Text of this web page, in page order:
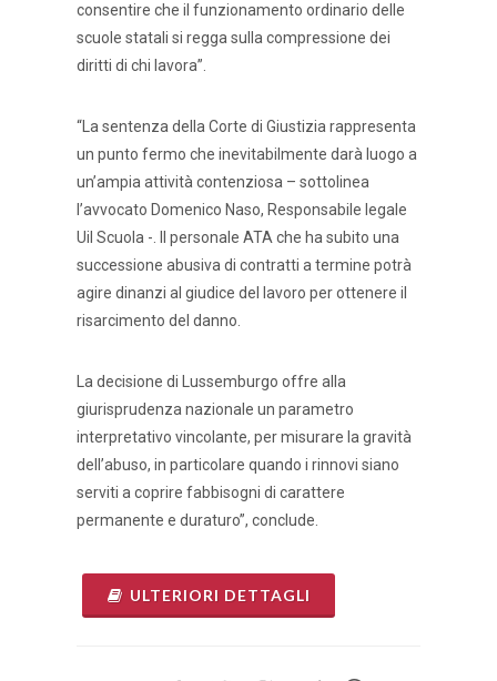
consentire che il funzionamento ordinario delle
scuole statali si regga sulla compressione dei
diritti di chi lavora”.
“La sentenza della Corte di Giustizia rappresenta
un punto fermo che inevitabilmente darà luogo a
un’ampia attività contenziosa – sottolinea
l’avvocato Domenico Naso, Responsabile legale
Uil Scuola -. Il personale ATA che ha subito una
successione abusiva di contratti a termine potrà
agire dinanzi al giudice del lavoro per ottenere il
risarcimento del danno.
La decisione di Lussemburgo offre alla
giurisprudenza nazionale un parametro
interpretativo vincolante, per misurare la gravità
dell’abuso, in particolare quando i rinnovi siano
serviti a coprire fabbisogni di carattere
permanente e duraturo”, conclude.
ULTERIORI DETTAGLI